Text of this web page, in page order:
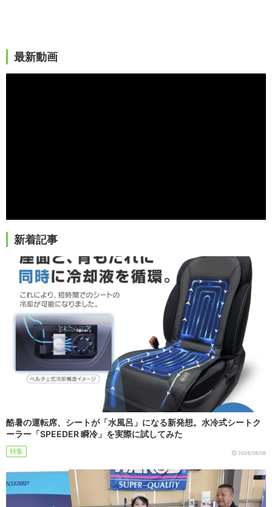
最新動画
新着記事
酷暑の運転席、シートが「水風呂」になる新発想。水冷式シートク
ーラー「SPEEDER 瞬冷」を実際に試してみた
特集 2026/08/06